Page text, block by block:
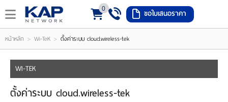
LOGIN
REGISTER
(
0
)
0 ขอใบเสนอราคา
หน้าหลัก > Wi-TeK > ตั้งค่าระบบ cloud.wireless-tek
WI-TEK
ตั้งค่าระบบ cloud.wireless-tek